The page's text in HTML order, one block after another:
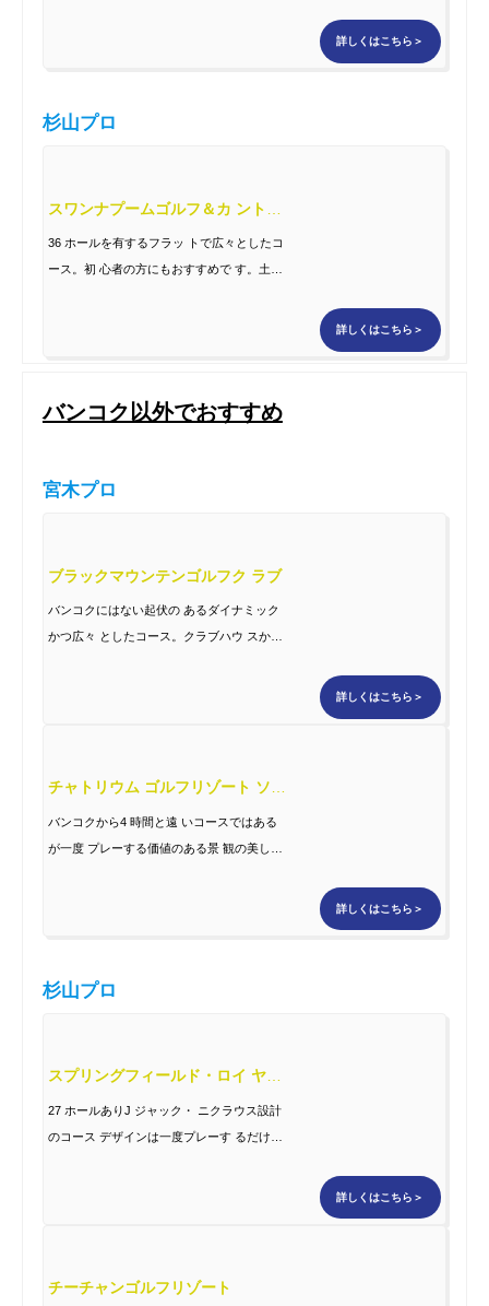
詳しくはこちら＞
杉山プロ
36 ホールを有するフラッ トで広々としたコ
ース。初 心者の方にもおすすめで す。土日
詳しくはこちら＞
バンコク以外でおすすめ
宮木プロ
ブラックマウンテンゴルフク ラブ
バンコクにはない起伏の あるダイナミック
かつ広々 としたコース。クラブハウ スから
詳しくはこちら＞
チャトリウム ゴルフリゾート ソイダオ
バンコクから4 時間と遠 いコースではある
が一度 プレーする価値のある景 観の美しい
詳しくはこちら＞
杉山プロ
スプリングフィールド・ロイ ヤルカントリークラブ
27 ホールありJ ジャック・ ニクラウス設計
のコース デザインは一度プレーす るだけで
詳しくはこちら＞
チーチャンゴルフリゾート